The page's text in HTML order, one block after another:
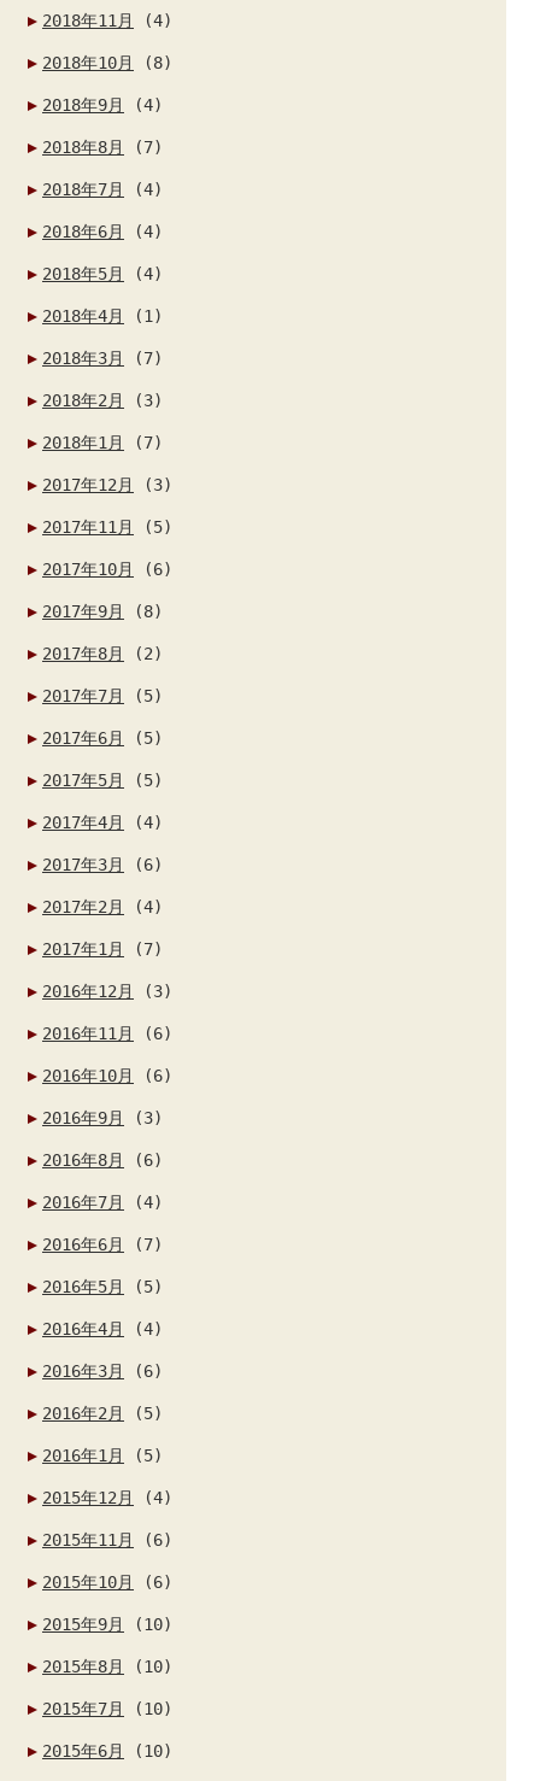
2018年11月 (4)
2018年10月 (8)
2018年9月 (4)
2018年8月 (7)
2018年7月 (4)
2018年6月 (4)
2018年5月 (4)
2018年4月 (1)
2018年3月 (7)
2018年2月 (3)
2018年1月 (7)
2017年12月 (3)
2017年11月 (5)
2017年10月 (6)
2017年9月 (8)
2017年8月 (2)
2017年7月 (5)
2017年6月 (5)
2017年5月 (5)
2017年4月 (4)
2017年3月 (6)
2017年2月 (4)
2017年1月 (7)
2016年12月 (3)
2016年11月 (6)
2016年10月 (6)
2016年9月 (3)
2016年8月 (6)
2016年7月 (4)
2016年6月 (7)
2016年5月 (5)
2016年4月 (4)
2016年3月 (6)
2016年2月 (5)
2016年1月 (5)
2015年12月 (4)
2015年11月 (6)
2015年10月 (6)
2015年9月 (10)
2015年8月 (10)
2015年7月 (10)
2015年6月 (10)